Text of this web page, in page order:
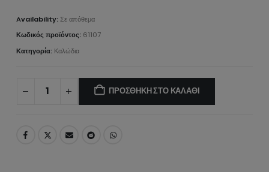
Availability:Σε απόθεμα
Κωδικός προϊόντος: 61107
Κατηγορία: Καλώδια
ΠΡΟΣΘΉΚΗ ΣΤΟ ΚΑΛΆΘΙ